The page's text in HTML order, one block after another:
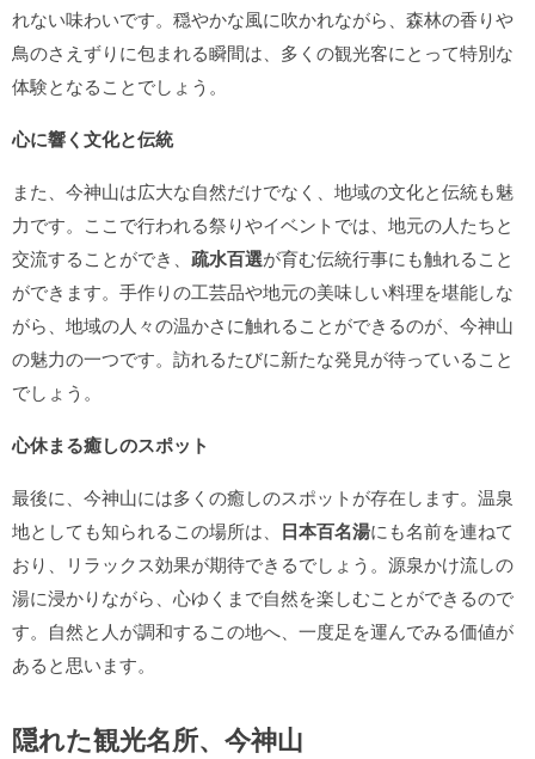
れない味わいです。穏やかな風に吹かれながら、森林の香りや
鳥のさえずりに包まれる瞬間は、多くの観光客にとって特別な
体験となることでしょう。
心に響く文化と伝統
また、今神山は広大な自然だけでなく、地域の文化と伝統も魅
力です。ここで行われる祭りやイベントでは、地元の人たちと
交流することができ、 疏水百選が育む伝統行事にも触れること
ができます。手作りの工芸品や地元の美味しい料理を堪能しな
がら、地域の人々の温かさに触れることができるのが、今神山
の魅力の一つです。訪れるたびに新たな発見が待っていること
でしょう。
心休まる癒しのスポット
最後に、今神山には多くの癒しのスポットが存在します。温泉
地としても知られるこの場所は、 日本百名湯にも名前を連ねて
おり、リラックス効果が期待できるでしょう。源泉かけ流しの
湯に浸かりながら、心ゆくまで自然を楽しむことができるので
す。自然と人が調和するこの地へ、一度足を運んでみる価値が
あると思います。
隠れた観光名所、今神山